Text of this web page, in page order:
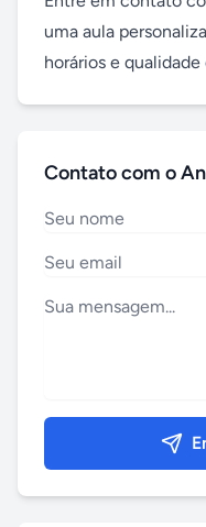
uma aula
horários e
Contato com o